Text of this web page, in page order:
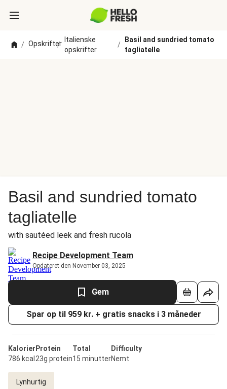
/ Opskrifter
/
Italienske
opskrifter
/
Basil and sundried tomato
tagliatelle
Basil and sundried tomato
tagliatelle
with sautéed leek and fresh rucola
Recipe Development Team
Opdateret den November 03, 2025
Gem
Spar op til 959 kr. + gratis snacks i 3 måneder
Kalorier
786 kcal
Protein
23g protein
Total
15 minutter
Difficulty
Nemt
Lynhurtig